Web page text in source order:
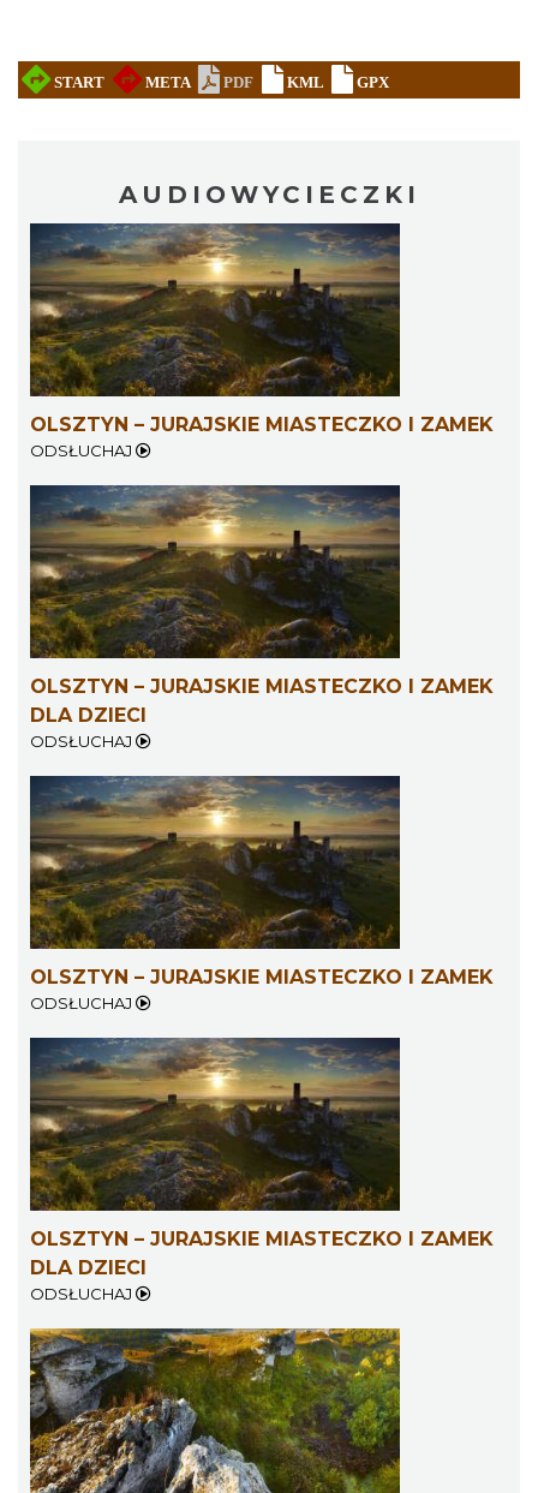
AUDIOWYCIECZKI
OLSZTYN – JURAJSKIE MIASTECZKO I ZAMEK
ODSŁUCHAJ
OLSZTYN – JURAJSKIE MIASTECZKO I ZAMEK
DLA DZIECI
ODSŁUCHAJ
OLSZTYN – JURAJSKIE MIASTECZKO I ZAMEK
ODSŁUCHAJ
OLSZTYN – JURAJSKIE MIASTECZKO I ZAMEK
DLA DZIECI
ODSŁUCHAJ